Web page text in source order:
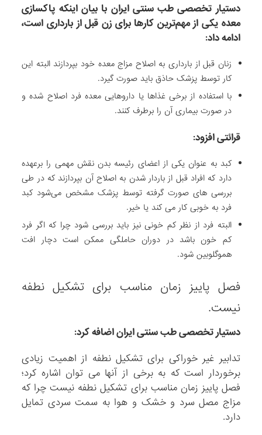
دستیار تخصصی طب سنتی ایران با بیان اینکه پاکسازی
معده یکی از مهم‌ترین کارها برای زن قبل از بارداری است،
ادامه داد:
زنان قبل از بارداری به اصلاح مزاج معده خود بپردازند البته این
کار توسط پزشک حاذق باید صورت گیرد.
با استفاده از برخی غذاها یا داروهایی معده فرد اصلاح شده و
در صورت بیماری آن را برطرف کنند.
قرائتی افزود:
کبد به عنوان یکی از اعضای رئیسه بدن نقش مهمی را برعهده
دارد که افراد قبل از باردار شدن به اصلاح آن بپردازند که در طی
بررسی های صورت گرفته توسط پزشک مشخص می‌شود کبد
فرد به خوبی کار می کند یا خیر.
البته فرد از نظر کم خونی نیز باید بررسی شود چرا که اگر فرد
کم خون باشد در دوران حاملگی ممکن است دچار افت
هموگلوبین شود.
فصل پاییز زمان مناسب برای تشکیل نطفه
نیست.
دستیار تخصصی طب سنتی ایران اضافه کرد:
تدابیر غیر خوراکی برای تشکیل نطفه از اهمیت زیادی
برخوردار است که به برخی از آنها می توان اشاره کرد؛
فصل پاییز زمان مناسب برای تشکیل نطفه نیست چرا که
مزاج مصل سرد و خشک و هوا به سمت سردی تمایل
دارد.